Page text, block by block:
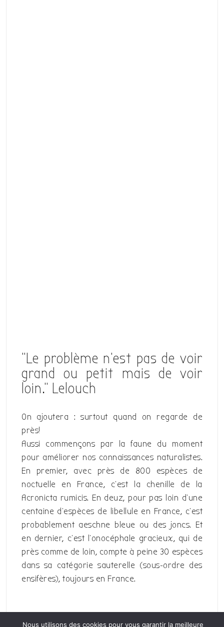
“Le problème n’est pas de voir
grand ou petit mais de voir
loin.” Lelouch
On ajoutera : surtout quand on regarde de
près!
Aussi commençons par la faune du moment
pour améliorer nos connaissances naturalistes.
En premier, avec près de 800 espèces de
noctuelle en France, c’est la chenille de la
Acronicta rumicis. En deuz, pour pas loin d’une
centaine d’espèces de libellule en France, c’est
probablement aeschne bleue ou des joncs. Et
en dernier, c’est l’onocéphale gracieux, qui de
près comme de loin, compte à peine 30 espèces
dans sa catégorie sauterelle (sous-ordre des
ensifères), toujours en France.
Nous utilisons des cookies pour vous garantir la meilleure